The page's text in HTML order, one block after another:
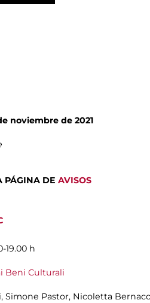
noviembre de 2021
DE AVISOS
19.00 h
Beni Culturali
Simone Pastor, Nicoletta